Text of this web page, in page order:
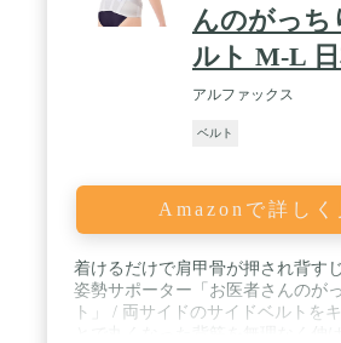
んのがっち
ルト M-L
アルファックス
ベルト
Amazonで詳しく
着けるだけで肩甲骨が押され背す
姿勢サポーター「お医者さんのが
ト」 / 両サイドのサイドベルトを